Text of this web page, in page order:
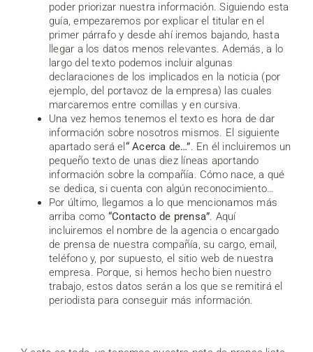
poder priorizar nuestra información. Siguiendo esta
guía, empezaremos por explicar el titular en el
primer párrafo y desde ahí iremos bajando, hasta
llegar a los datos menos relevantes. Además, a lo
largo del texto podemos incluir algunas
declaraciones de los implicados en la noticia (por
ejemplo, del portavoz de la empresa) las cuales
marcaremos entre comillas y en cursiva.
Una vez hemos tenemos el texto es hora de dar
información sobre nosotros mismos. El siguiente
apartado será el “ Acerca de…”. En él incluiremos un
pequeño texto de unas diez líneas aportando
información sobre la compañía. Cómo nace, a qué
se dedica, si cuenta con algún reconocimiento…
Por último, llegamos a lo que mencionamos más
arriba como “Contacto de prensa”. Aquí
incluiremos el nombre de la agencia o encargado
de prensa de nuestra compañía, su cargo, email,
teléfono y, por supuesto, el sitio web de nuestra
empresa. Porque, si hemos hecho bien nuestro
trabajo, estos datos serán a los que se remitirá el
periodista para conseguir más información.